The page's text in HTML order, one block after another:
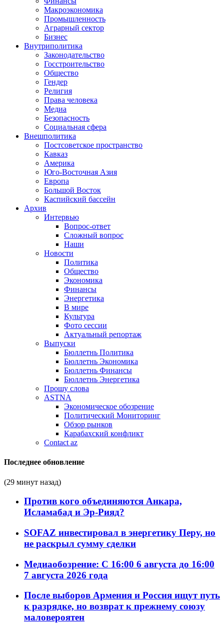
Макроэкономика
Промышленность
Аграрный сектор
Бизнес
Внутриполитика
Законодательство
Госстроительство
Общество
Гендер
Религия
Права человека
Медиа
Безопасность
Социальная сфера
Внешполитика
Постсоветское пространство
Кавказ
Америка
Юго-Восточная Азия
Европа
Большой Восток
Каспийский бассейн
Архив
Интервью
Вопрос-ответ
Сложный вопрос
Наши
Новости
Политика
Общество
Экономика
Финансы
Энергетика
В мире
Культура
Фото сессии
Актуальный репортаж
Выпуски
Бюллетнь Политика
Бюллетнь Экономика
Бюллетнь Финансы
Бюллетнь Энергетика
Прошу слова
ASTNA
Экономическое обозрение
Политический Мониторинг
Обзор рынков
Карабахский конфликт
Contact az
Последнее обновление
(29 минут назад)
Против кого объединяются Анкара,
Исламабад и Эр-Рияд?
SOFAZ инвестировал в энергетику Перу, но
не раскрыл сумму сделки
Медиаобозрение: С 16:00 6 августа до 16:00
7 августа 2026 года
После выборов Армения и Россия ищут путь
к разрядке, но возврат к прежнему союзу
маловероятен